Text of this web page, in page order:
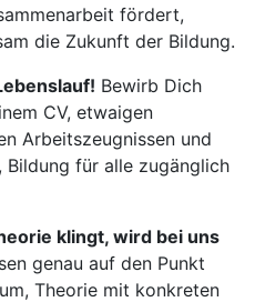
fördert,
die Zukunft der Bildung.
Bewirb Dich
CV, etwaigen
Arbeitszeugnissen und
Bildung für alle zugänglich
klingt, wird bei uns
genau auf den Punkt
Theorie mit konkreten